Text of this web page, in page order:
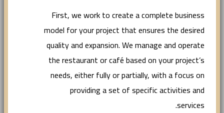
First, we work to create a complete business
model for your project that ensures the desired
quality and expansion. We manage and operate
the restaurant or café based on your project’s
needs, either fully or partially, with a focus on
providing a set of specific activities and
services.